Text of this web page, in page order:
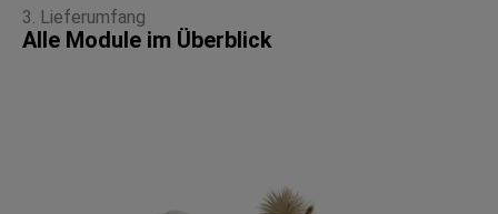
3. Lieferumfang
Alle Module im Überblick